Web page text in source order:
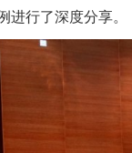
进行了深度分享。